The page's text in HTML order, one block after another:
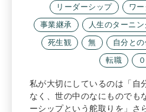
リーダーシップ
ワ
事業継承
人生のターニ
死生観
無 自分と
転職
私が大切にしているのは「自
なく、世の中のなにものでも
ーシップという舵取りを」さ